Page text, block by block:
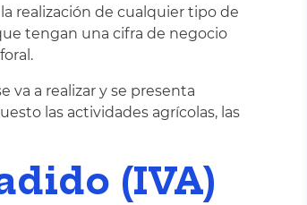
realización de cualquier tipo de
tengan una cifra de negocio
va a realizar y se presenta
las actividades agrícolas, las
(IVA)